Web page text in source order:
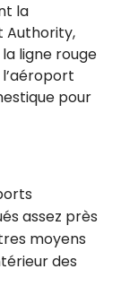
la
Authority,
ligne rouge
pour
assez près
moyens
des